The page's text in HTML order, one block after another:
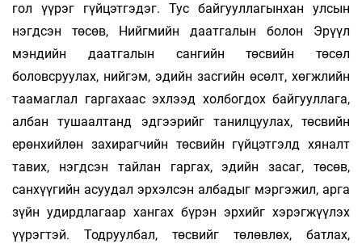
гол үүрэг гүйцэтгэдэг. Тус байгууллагынхан улсын
нэгдсэн төсөв, Нийгмийн даатгалын болон Эрүүл
мэндийн даатгалын сангийн төсвийн төсөл
боловсруулах, нийгэм, эдийн засгийн өсөлт, хөгжлийн
таамаглал гаргахаас эхлээд холбогдох байгууллага,
албан тушаалтанд эдгээрийг танилцуулах, төсвийн
ерөнхийлөн захирагчийн төсвийн гүйцэтгэлд хяналт
тавих, нэгдсэн тайлан гаргах, эдийн засаг, төсөв,
санхүүгийн асуудал эрхэлсэн албадыг мэргэжил, арга
зүйн удирдлагаар хангах бүрэн эрхийг хэрэгжүүлэх
үүрэгтэй. Тодруулбал, төсвийг төлөвлөх, батлах,